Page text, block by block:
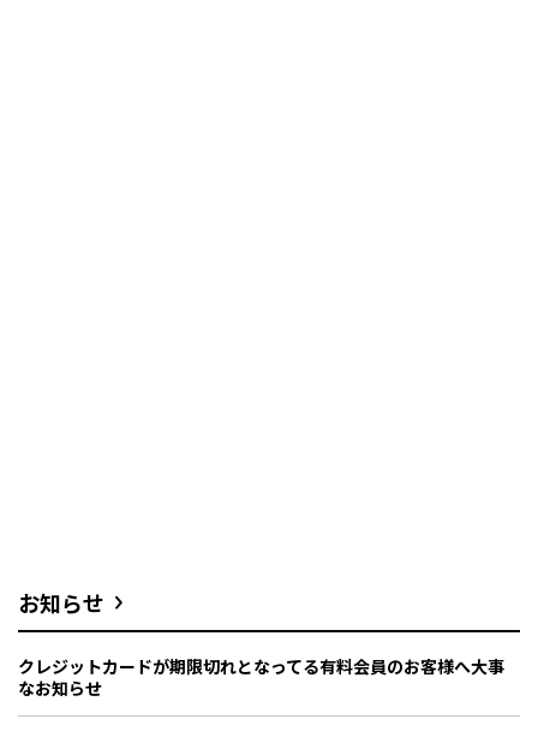
お知らせ
クレジットカードが期限切れとなってる有料会員のお客様へ大事
なお知らせ